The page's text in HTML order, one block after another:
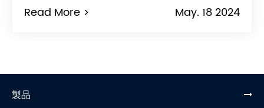
Read More > May. 18 2024
製品